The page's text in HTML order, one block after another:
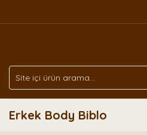
Erkek Body Biblo